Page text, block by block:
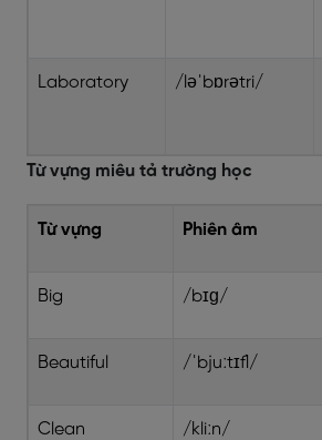
Laboratory /ləˈbɒrətri/
Từ vựng miêu tả trường học
Từ vựng Phiên âm
Big /bɪɡ/
Beautiful /ˈbjuːtɪfl/
Clean /kliːn/